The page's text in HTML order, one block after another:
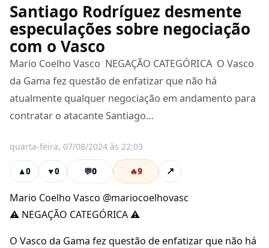
Santiago Rodríguez desmente
especulações sobre negociação
com o Vasco
Mario Coelho Vasco ️ NEGAÇÃO CATEGÓRICA ️ O Vasco
da Gama fez questão de enfatizar que não há
atualmente qualquer negociação em andamento para
contratar o atacante Santiago…
quarta-feira, 07/08/2024 às 22:03
▲0 ▼0 💬0 🔥9 ↗
Mario Coelho Vasco @mariocoelhovasc
⚠️ NEGAÇÃO CATEGÓRICA ⚠️
O Vasco da Gama fez questão de enfatizar que não há